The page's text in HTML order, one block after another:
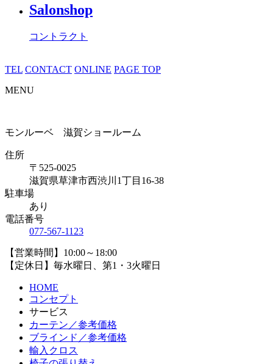
Salonshop
コントラクト
TEL CONTACT ONLINE PAGE TOP
MENU
モンルーベ 滋賀ショールーム
住所
〒525-0025
滋賀県草津市西渋川1丁目16-38
駐車場
あり
電話番号
077-567-1123
【営業時間】10:00～18:00
【定休日】毎水曜日、第1・3火曜日
HOME
コンセプト
サービス
カーテン／参考価格
ブラインド／参考価格
輸入クロス